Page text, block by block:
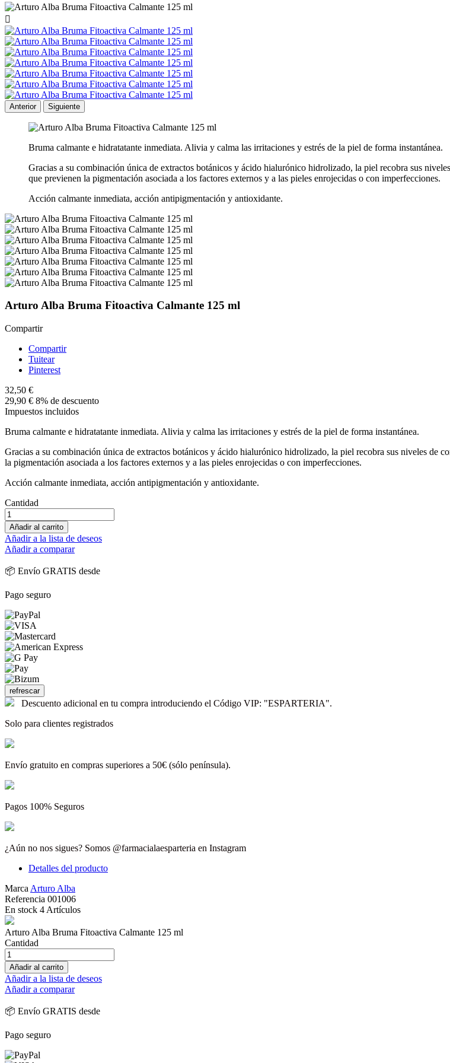

Anterior Siguiente
Bruma calmante e hidratatante inmediata. Alivia y calma las irritaciones y estrés de la piel de forma instantánea.
Gracias a su combinación única de extractos botánicos y ácido hialurónico hidrolizado, la piel recobra sus
que previenen la pigmentación asociada a los factores externos y a las pieles enrojecidas o con imperfecciones.
Acción calmante inmediata, acción antipigmentación y antioxidante.
Arturo Alba Bruma Fitoactiva Calmante 125 ml
Compartir
Compartir
Tuitear
Pinterest
32,50 €
29,90 € 8% de descuento
Impuestos incluidos
Bruma calmante e hidratatante inmediata. Alivia y calma las irritaciones y estrés de la piel de forma instantánea.
Gracias a su combinación única de extractos botánicos y ácido hialurónico hidrolizado, la piel recobra sus niveles de
la pigmentación asociada a los factores externos y a las pieles enrojecidas o con imperfecciones.
Acción calmante inmediata, acción antipigmentación y antioxidante.
Cantidad
Añadir al carrito
Añadir a la lista de deseos
Añadir a comparar
📦 Envío GRATIS desde
Pago seguro
Descuento adicional en tu compra introduciendo el Código VIP: "ESPARTERIA".
Solo para clientes registrados
Envío gratuito en compras superiores a 50€ (sólo península).
Pagos 100% Seguros
¿Aún no nos sigues? Somos @farmacialaesparteria en Instagram
Detalles del producto
Marca Arturo Alba
Referencia 001006
En stock 4 Artículos
Arturo Alba Bruma Fitoactiva Calmante 125 ml
Cantidad
Añadir al carrito
Añadir a la lista de deseos
Añadir a comparar
📦 Envío GRATIS desde
Pago seguro